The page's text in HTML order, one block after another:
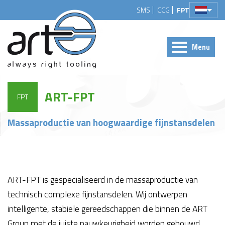
SMS CCG FPT
Menu
FPT ART-FPT
Massaproductie van hoogwaardige fijnstansdelen
ART-FPT is gespecialiseerd in de massaproductie van
technisch complexe fijnstansdelen. Wij ontwerpen
intelligente, stabiele gereedschappen die binnen de ART